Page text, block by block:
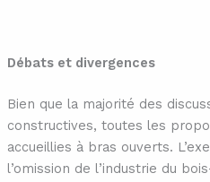
Débats et divergences
Bien que la majorité des
constructives, toutes les
accueillies à bras ouverts.
l’omission de l’industrie du